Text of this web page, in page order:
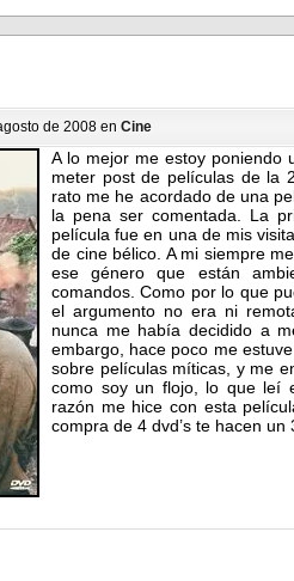
de 2008 en Cine
A lo mejor me estoy poniendo
meter post de películas de la
rato me he acordado de una
la pena ser comentada. La
película fue en una de mis
de cine bélico. A mi siempre
ese género que están
comandos. Como por lo que
el argumento no era ni
nunca me había decidido a
embargo, hace poco me
sobre películas míticas, y me
como soy un flojo, lo que leí
razón me hice con esta
compra de 4 dvd’s te hacen